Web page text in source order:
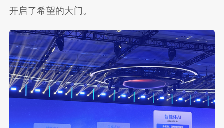
开启了希望的大门。